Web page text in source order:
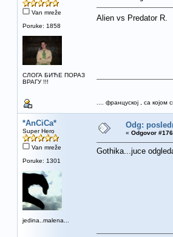
Van mreže
Poruke: 1858
СЛОГА БИЋЕ ПОРАЗ
ВРАГУ !!!
Alien vs Predator
.... француској , са
*AnCiCa*
Super Hero
Van mreže
Poruke: 1301
jedina..malena...
Odg:
« Odgovor
Gothika...juce